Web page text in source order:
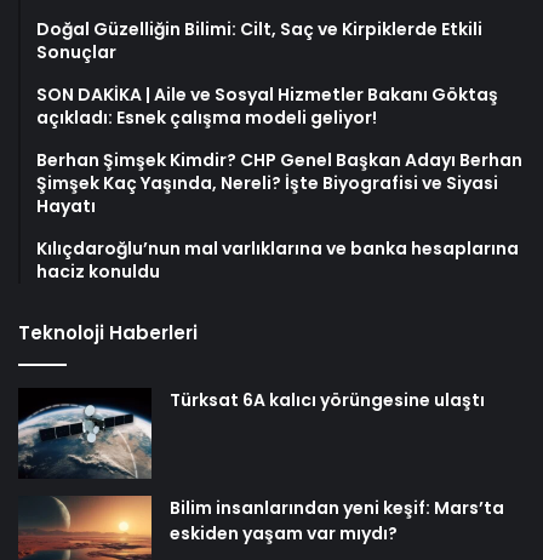
Doğal Güzelliğin Bilimi: Cilt, Saç ve Kirpiklerde Etkili
Sonuçlar
SON DAKİKA | Aile ve Sosyal Hizmetler Bakanı Göktaş
açıkladı: Esnek çalışma modeli geliyor!
Berhan Şimşek Kimdir? CHP Genel Başkan Adayı Berhan
Şimşek Kaç Yaşında, Nereli? İşte Biyografisi ve Siyasi
Hayatı
Kılıçdaroğlu’nun mal varlıklarına ve banka hesaplarına
haciz konuldu
Teknoloji Haberleri
Türksat 6A kalıcı yörüngesine ulaştı
Bilim insanlarından yeni keşif: Mars’ta
eskiden yaşam var mıydı?